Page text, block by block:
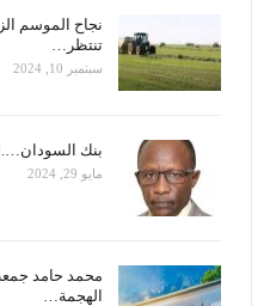
تنتظر…
سبتمبر 10, 2024
بنك
مايو 29, 2024
محمد حامد
الهجمة…